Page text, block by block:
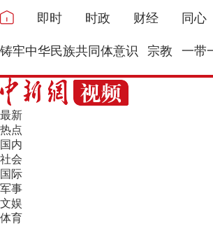
即时 时政 财经 同心
铸牢中华民族共同体意识 宗教 一带
最新
热点
国内
社会
国际
军事
文娱
体育